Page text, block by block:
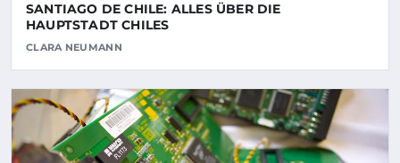
SANTIAGO DE CHILE: ALLES ÜBER DIE
HAUPTSTADT CHILES
CLARA NEUMANN